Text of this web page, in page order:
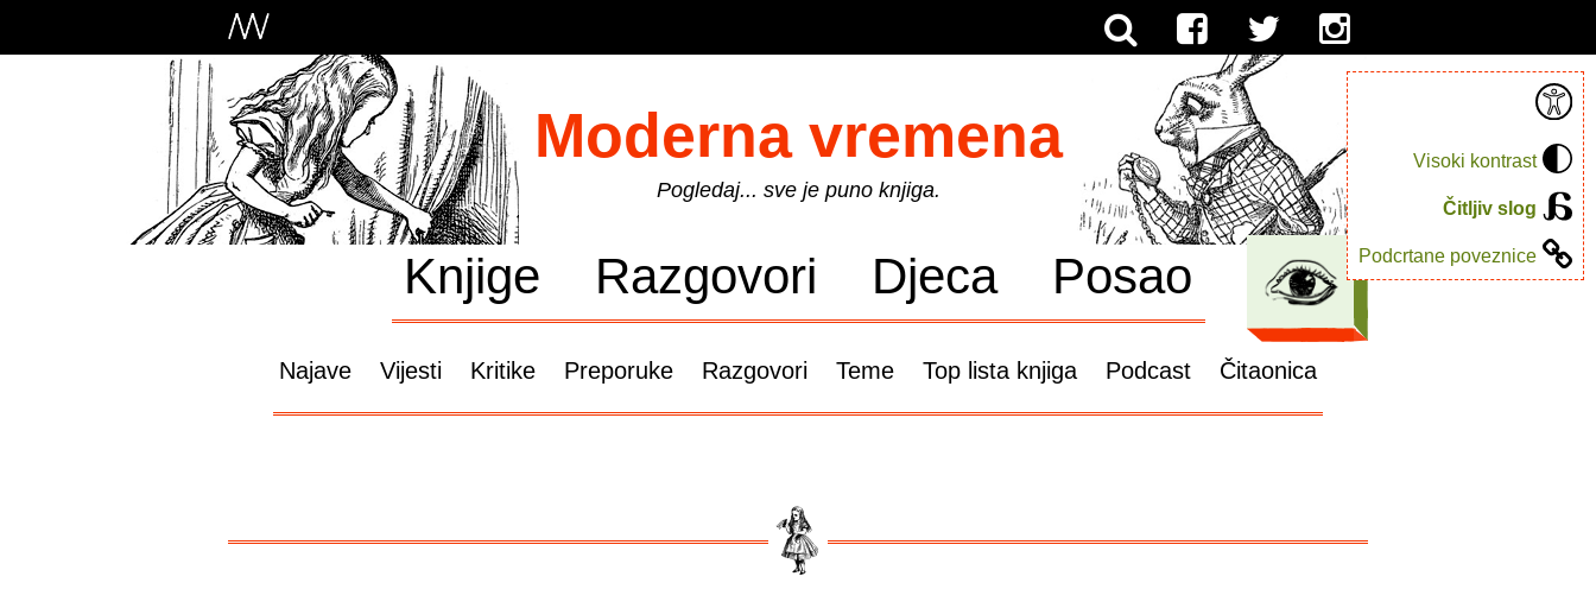
Visoki kontrast
Čitljiv slog
Podcrtane poveznice
Moderna vremena
Pogledaj... sve je puno knjiga.
Knjige Razgovori Djeca Posao
Najave Vijesti Kritike Preporuke Razgovori Teme Top lista knjiga Podcast Čitaonica